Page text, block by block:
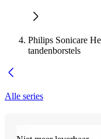
Philips Sonicare
tandenborstels
Alle series